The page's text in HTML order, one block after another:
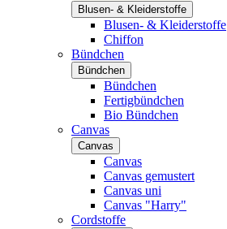
Blusen- & Kleiderstoffe
Blusen- & Kleiderstoffe
Chiffon
Bündchen
Bündchen
Bündchen
Fertigbündchen
Bio Bündchen
Canvas
Canvas
Canvas
Canvas gemustert
Canvas uni
Canvas "Harry"
Cordstoffe